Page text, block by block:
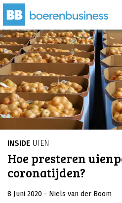
INSIDE UIEN
Hoe presteren
coronatijden?
8 Juni 2020 - Niels van der Boom